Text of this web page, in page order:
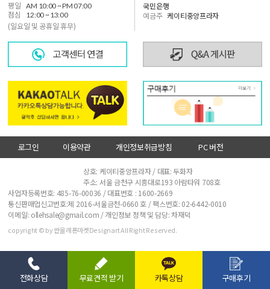
평일
AM 10:00 ~ PM 07:00
점심
12:00 ~ 13:00
(일요일 및 공휴일 휴무)
국민은행
예금주 케이티중앙프라자
로그인 이용약관 개인정보취급방침
PC 버전
상호: 케이티중앙프라자 / 대표: 두화자
주소: 서울 금천구 시흥대로193 아람타워 708호
사업자등록번호: 485-76-00036 / 대표번호 : 1600-2669
통신판매업신고번호:제 2016-서울금천-0660 호 / 팩스번호: 02-6442-0010
이메일: ollehsale@gmail.com / 개인정보 정책 및 담당: 차재덕
copyright © by 싼올레폰마켓Designart All Right Reserved.
전화상담 무료견적 받기 카톡상담 구매후기